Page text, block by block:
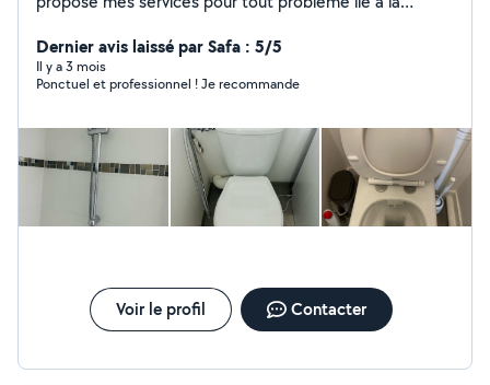
Dernier avis laissé par Safa : 5/5
Il y a 3 mois
Ponctuel et professionnel ! Je recommande
Voir le profil Contacter